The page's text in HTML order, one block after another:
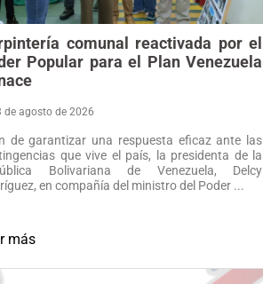
comunal reactivada por el
Popular para el Plan Venezuela
de agosto de 2026
de garantizar una respuesta eficaz ante las
que vive el país, la presidenta de la
Bolivariana de Venezuela, Delcy
en compañía del ministro del Poder ...
más